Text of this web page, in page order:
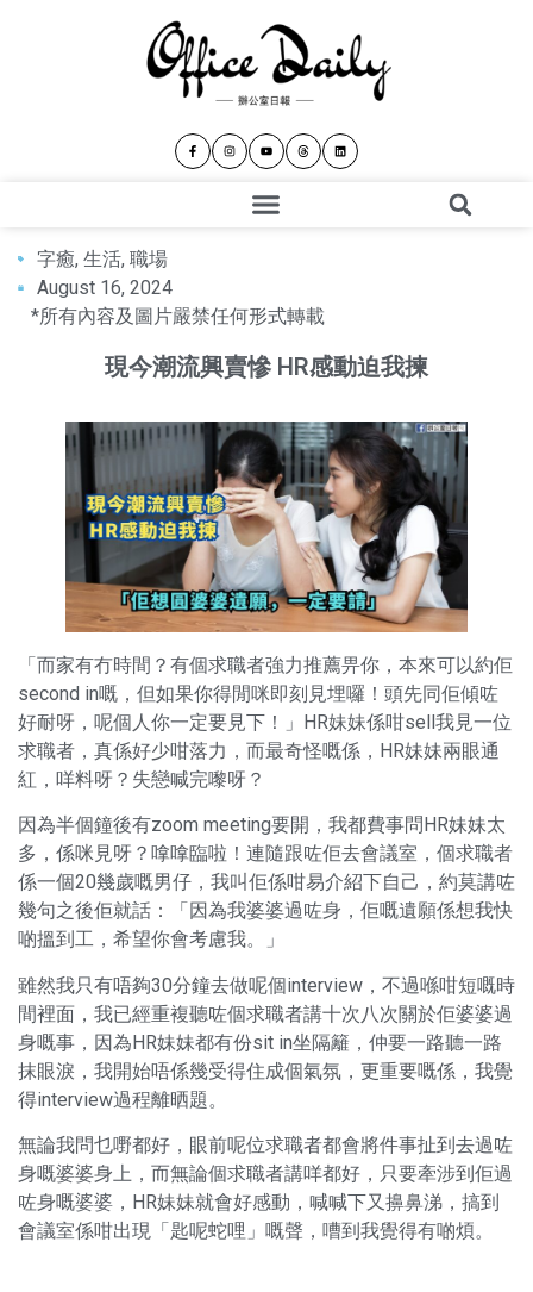
字癒, 生活, 職場
August 16, 2024
*所有內容及圖片嚴禁任何形式轉載
現今潮流興賣慘 HR感動迫我揀
「而家有冇時間？有個求職者強力推薦畀你，本來可以約佢
second in嘅，但如果你得閒咪即刻見埋囉！頭先同佢傾咗
好耐呀，呢個人你一定要見下！」HR妹妹係咁sell我見一位
求職者，真係好少咁落力，而最奇怪嘅係，HR妹妹兩眼通
紅，咩料呀？失戀喊完嚟呀？
因為半個鐘後有zoom meeting要開，我都費事問HR妹妹太
多，係咪見呀？嗱嗱臨啦！連隨跟咗佢去會議室，個求職者
係一個20幾歲嘅男仔，我叫佢係咁易介紹下自己，約莫講咗
幾句之後佢就話：「因為我婆婆過咗身，佢嘅遺願係想我快
啲搵到工，希望你會考慮我。」
雖然我只有唔夠30分鐘去做呢個interview，不過喺咁短嘅時
間裡面，我已經重複聽咗個求職者講十次八次關於佢婆婆過
身嘅事，因為HR妹妹都有份sit in坐隔籬，仲要一路聽一路
抹眼淚，我開始唔係幾受得住成個氣氛，更重要嘅係，我覺
得interview過程離晒題。
無論我問乜嘢都好，眼前呢位求職者都會將件事扯到去過咗
身嘅婆婆身上，而無論個求職者講咩都好，只要牽涉到佢過
咗身嘅婆婆，HR妹妹就會好感動，喊喊下又擤鼻涕，搞到
會議室係咁出現「匙呢蛇哩」嘅聲，嘈到我覺得有啲煩。